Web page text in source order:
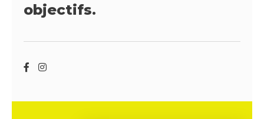
objectifs.